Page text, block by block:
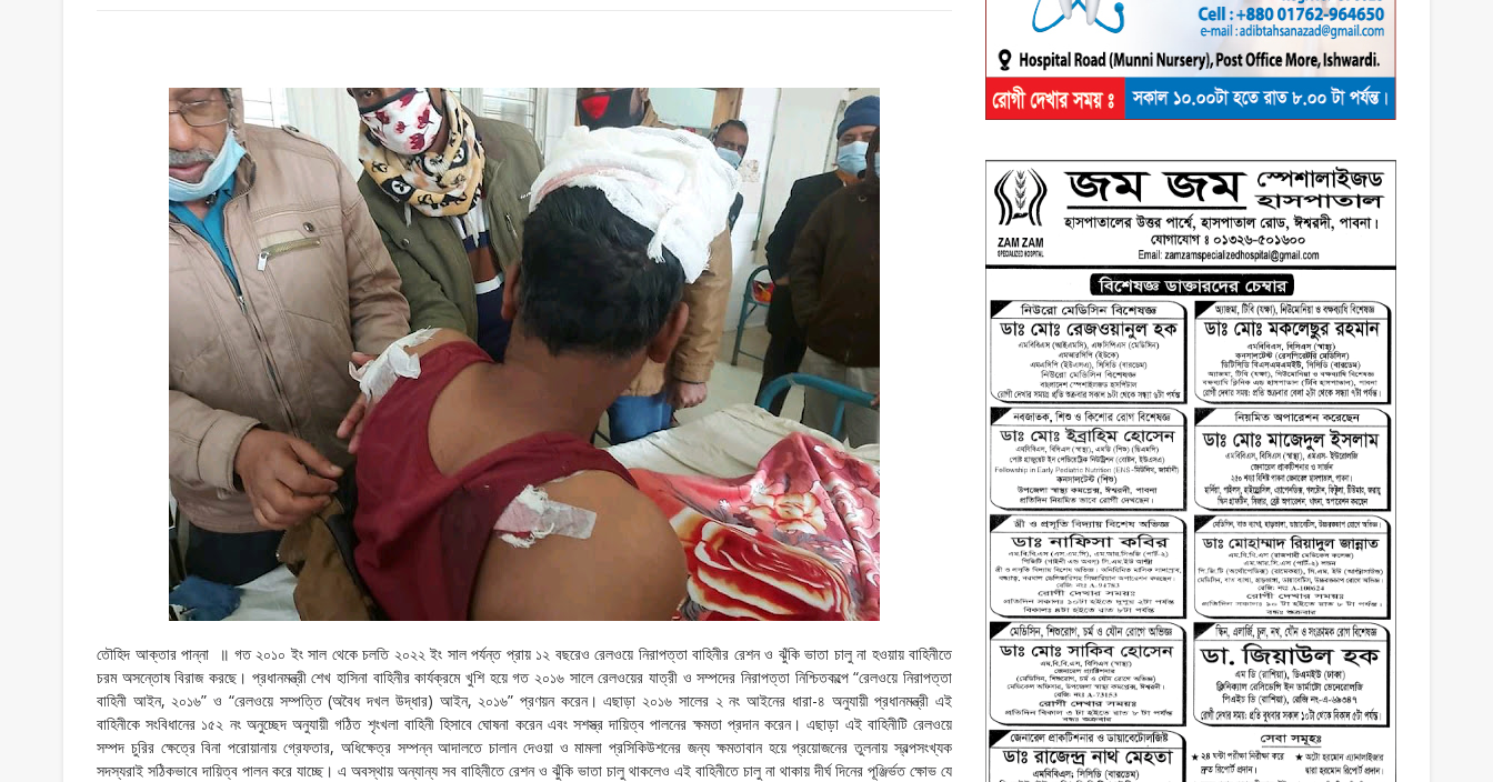
তৌহিদ আক্তার পান্না ॥ গত ২০১০ ইং সাল থেকে চলতি ২০২২ ইং সাল পর্যন্ত প্রায় ১২ বছরেও রেলওয়ে নিরাপত্তা বাহিনীর রেশন ও ঝুঁকি ভাতা চালু না হওয়ায় বাহিনীতে
চরম অসন্তোষ বিরাজ করছে। প্রধানমন্ত্রী শেখ হাসিনা বাহিনীর কার্যক্রমে খুশি হয়ে গত ২০১৬ সালে রেলওয়ের যাত্রী ও সম্পদের নিরাপত্তা নিশ্চিতকল্পে “রেলওয়ে নিরাপত্তা
বাহিনী আইন, ২০১৬” ও “রেলওয়ে সম্পত্তি (অবৈধ দখল উদ্ধার) আইন, ২০১৬” প্রণয়ন করেন। এছাড়া ২০১৬ সালের ২ নং আইনের ধারা-৪ অনুযায়ী প্রধানমন্ত্রী এই
বাহিনীকে সংবিধানের ১৫২ নং অনুচ্ছেদ অনুযায়ী গঠিত শৃংখলা বাহিনী হিসাবে ঘোষনা করেন এবং সশস্ত্র দায়িত্ব পালনের ক্ষমতা প্রদান করেন। এছাড়া এই বাহিনীটি রেলওয়ে
সম্পদ চুরির ক্ষেত্রে বিনা পরোয়ানায় গ্রেফতার, অধিক্ষেত্র সম্পন্ন আদালতে চালান দেওয়া ও মামলা প্রসিকিউশনের জন্য ক্ষমতাবান হয়ে প্রয়োজনের তুলনায় স্বল্পসংখ্যক
সদস্যরাই সঠিকভাবে দায়িত্ব পালন করে যাচ্ছে। এ অবস্থায় অন্যান্য সব বাহিনীতে রেশন ও ঝুঁকি ভাতা চালু থাকলেও এই বাহিনীতে চালু না থাকায় দীর্ঘ দিনের পূঞ্জির্ভত ক্ষোভ যে